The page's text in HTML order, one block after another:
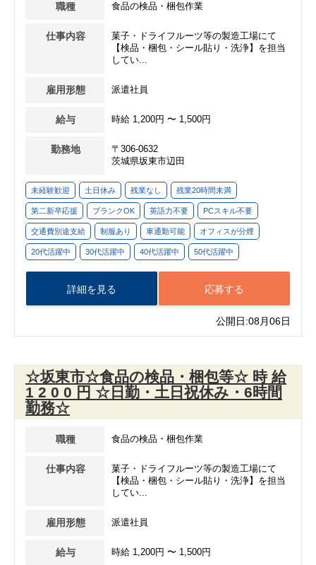
職種 食品の検品・梱包作業
仕事内容
菓子・ドライフルーツ等の製造工場にて
【検品・梱包・シール貼り・洗浄】を担当
してい...
雇用形態 派遣社員
給与 時給 1,200円 〜 1,500円
勤務地
〒306-0632
茨城県坂東市辺田
未経験歓迎 土日休み 残業なし 残業20時間未満
第二新卒応援 ブランクOK 英語力不要 PCスキル不要
交通費別途支給 制服あり 車通勤可能 オフィスが分煙
20代活躍中 30代活躍中 40代活躍中 50代活躍中
応募する
詳細を見る
公開日:08月06日
☆坂東市☆食品の検品・梱包等☆ 時 給
1 2 0 0 円 ☆日勤・土日祝休み・6時間
勤務☆
職種 食品の検品・梱包作業
仕事内容
菓子・ドライフルーツ等の製造工場にて
【検品・梱包・シール貼り・洗浄】を担当
してい...
雇用形態 派遣社員
給与 時給 1,200円 〜 1,500円